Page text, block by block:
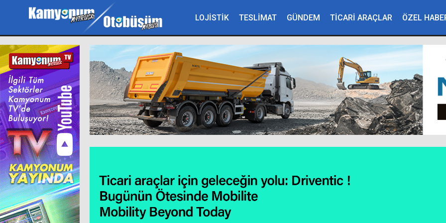
LOJİSTİK TESLİMAT GÜNDEM TİCARİ ARAÇLAR ÖZEL